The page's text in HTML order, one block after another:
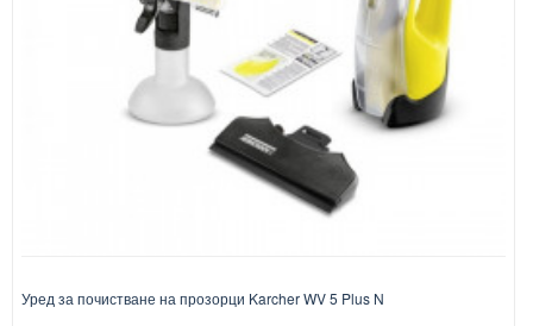
Уред за почистване на прозорци Karcher WV 5 Plus N